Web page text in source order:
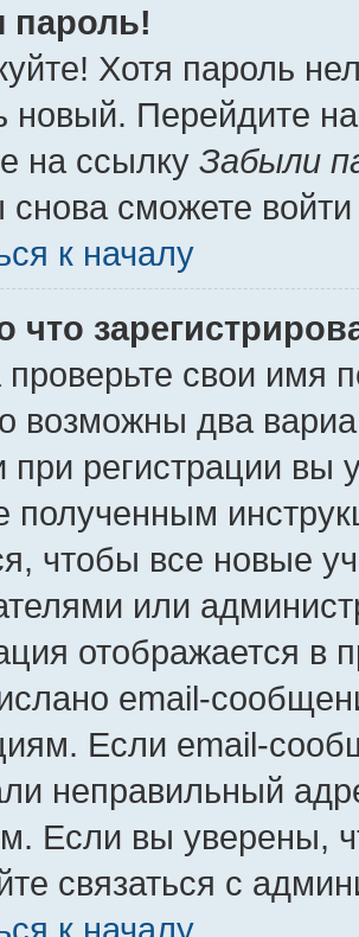
пароль!
Хотя пароль
новый. Перейдите
на ссылку Забыли
снова сможете
к началу
что
свои имя
возможны два
при регистрации вы
полученным
чтобы все новые
или
отображается в
email-
Если email-
неправильный
Если вы уверены,
связаться с
к началу